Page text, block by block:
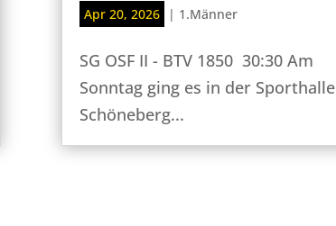
Apr 20, 2026 | 1.Männer
SG OSF II - BTV 1850 30:30 Am
Sonntag ging es in der Sporthalle
Schöneberg...